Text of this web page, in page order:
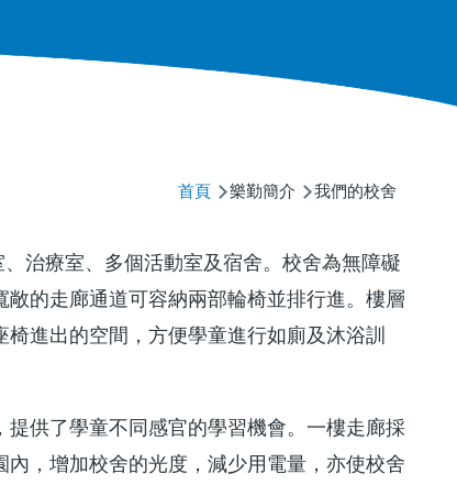
航
連
結
首頁 樂勤簡介 我們的校舍
治療室、多個活動室及宿舍。校舍為無障礙
敞的走廊通道可容納兩部輪椅並排行進。樓層
進出的空間，方便學童進行如廁及沐浴訓
供了學童不同感官的學習機會。一樓走廊採
，增加校舍的光度，減少用電量，亦使校舍